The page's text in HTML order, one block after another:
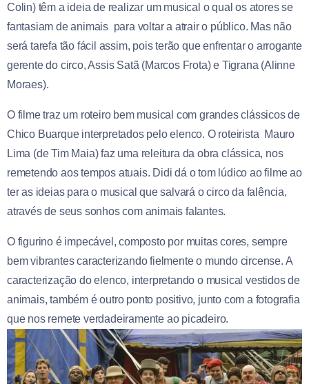
Colin) têm a ideia de realizar um musical o qual os atores se
fantasiam de animais para voltar a atrair o público. Mas não
será tarefa tão fácil assim, pois terão que enfrentar o arrogante
gerente do circo, Assis Satã (Marcos Frota) e Tigrana (Alinne
Moraes).
O filme traz um roteiro bem musical com grandes clássicos de
Chico Buarque interpretados pelo elenco. O roteirista Mauro
Lima (de Tim Maia) faz uma releitura da obra clássica, nos
remetendo aos tempos atuais. Didi dá o tom lúdico ao filme ao
ter as ideias para o musical que salvará o circo da falência,
através de seus sonhos com animais falantes.
O figurino é impecável, composto por muitas cores, sempre
bem vibrantes caracterizando fielmente o mundo circense. A
caracterização do elenco, interpretando o musical vestidos de
animais, também é outro ponto positivo, junto com a fotografia
que nos remete verdadeiramente ao picadeiro.